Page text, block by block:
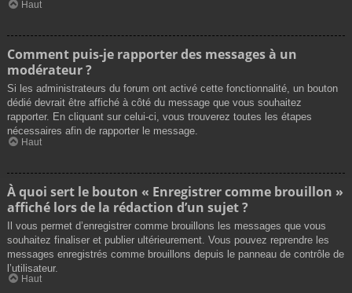
Haut
Comment puis-je rapporter des messages à un
modérateur ?
Si les administrateurs du forum ont activé cette fonctionnalité, un bouton
dédié devrait être affiché à côté du message que vous souhaitez
rapporter. En cliquant sur celui-ci, vous trouverez toutes les étapes
nécessaires afin de rapporter le message.
Haut
À quoi sert le bouton « Enregistrer comme brouillon »
affiché lors de la rédaction d’un sujet ?
Il vous permet d’enregistrer comme brouillons les messages que vous
souhaitez finaliser et publier ultérieurement. Vous pouvez reprendre les
messages enregistrés comme brouillons depuis le panneau de contrôle de
l’utilisateur.
Haut